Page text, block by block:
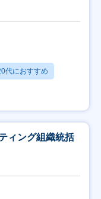
代におすすめ
ィング組織統括